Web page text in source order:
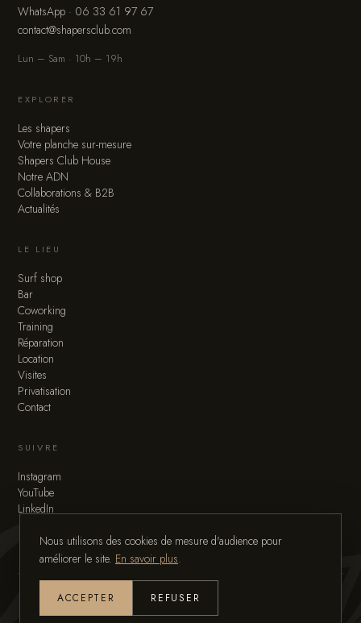
WhatsApp · 06 33 61 97 67
contact@shapersclub.com
Lun – Sam · 10h – 19h
EXPLORER
Les shapers
Votre planche sur-mesure
Shapers Club House
Notre ADN
Collaborations & B2B
Actualités
LE LIEU
Surf shop
Bar
Coworking
Training
Réparation
Location
Visites
Privatisation
Contact
SUIVRE
Instagram
YouTube
LinkedIn
Nous utilisons des cookies de mesure d'audience pour
améliorer le site. En savoir plus.
ACCEPTER REFUSER